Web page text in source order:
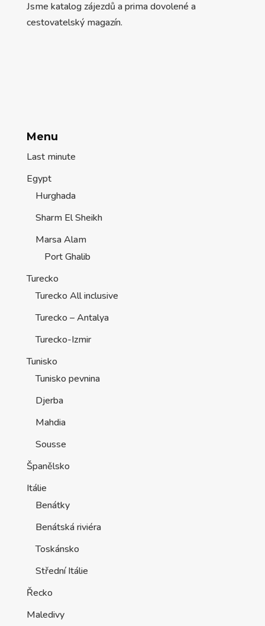
Jsme katalog zájezdů a prima dovolené a
cestovatelský magazín.
Menu
Last minute
Egypt
Hurghada
Sharm El Sheikh
Marsa Alam
Port Ghalib
Turecko
Turecko All inclusive
Turecko – Antalya
Turecko-Izmir
Tunisko
Tunisko pevnina
Djerba
Mahdia
Sousse
Španělsko
Itálie
Benátky
Benátská riviéra
Toskánsko
Střední Itálie
Řecko
Maledivy